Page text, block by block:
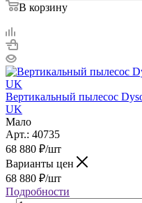
В корзину
Вертикальный пылесос
UK
Мало
Арт.: 40735
68 880 ₽/шт
Варианты цен
68 880 ₽/шт
Подробности